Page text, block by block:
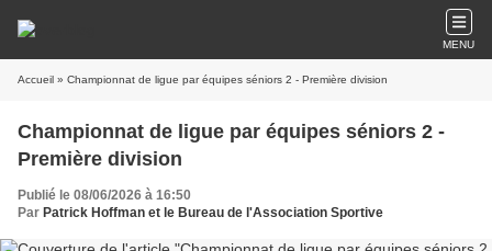
MENU
Accueil » Championnat de ligue par équipes séniors 2 - Première division
Championnat de ligue par équipes séniors 2 -
Première division
Publié le 08/06/2026 à 16:50
Par Patrick Hoffman et le Bureau de l'Association Sportive